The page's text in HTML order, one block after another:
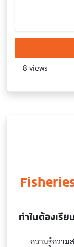
8 views
ทำไมต้องเรี
ความรู้ความ